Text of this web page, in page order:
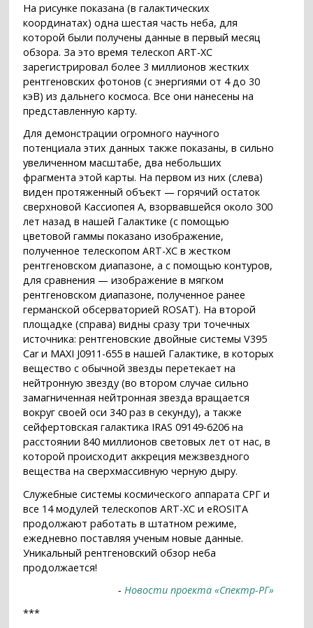
На рисунке показана (в галактических
координатах) одна шестая часть неба, для
которой были получены данные в первый месяц
обзора. За это время телескоп ART-XC
зарегистрировал более 3 миллионов жестких
рентгеновских фотонов (с энергиями от 4 до 30
кэВ) из дальнего космоса. Все они нанесены на
представленную карту.
Для демонстрации огромного научного
потенциала этих данных также показаны, в сильно
увеличенном масштабе, два небольших
фрагмента этой карты. На первом из них (слева)
виден протяженный объект — горячий остаток
сверхновой Кассиопея А, взорвавшейся около 300
лет назад в нашей Галактике (с помощью
цветовой гаммы показано изображение,
полученное телескопом ART-XC в жестком
рентгеновском диапазоне, а с помощью контуров,
для сравнения — изображение в мягком
рентгеновском диапазоне, полученное ранее
германской обсерваторией ROSAT). На второй
площадке (справа) видны сразу три точечных
источника: рентгеновские двойные системы V395
Car и MAXI J0911-655 в нашей Галактике, в которых
вещество с обычной звезды перетекает на
нейтронную звезду (во втором случае сильно
замагниченная нейтронная звезда вращается
вокруг своей оси 340 раз в секунду), а также
сейфертовская галактика IRAS 09149-6206 на
расстоянии 840 миллионов световых лет от нас, в
которой происходит аккреция межзвездного
вещества на сверхмассивную черную дыру.
Служебные системы космического аппарата СРГ и
все 14 модулей телескопов ART-XC и eROSITA
продолжают работать в штатном режиме,
ежедневно поставляя ученым новые данные.
Уникальный рентгеновский обзор неба
продолжается!
-Новости проекта «Спектр-РГ»
***